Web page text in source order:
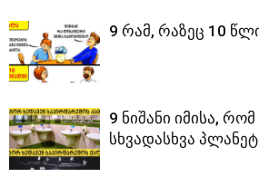
9 რამ, რაზეც 10
9 ნიშანი იმისა,
სხვადასხვა